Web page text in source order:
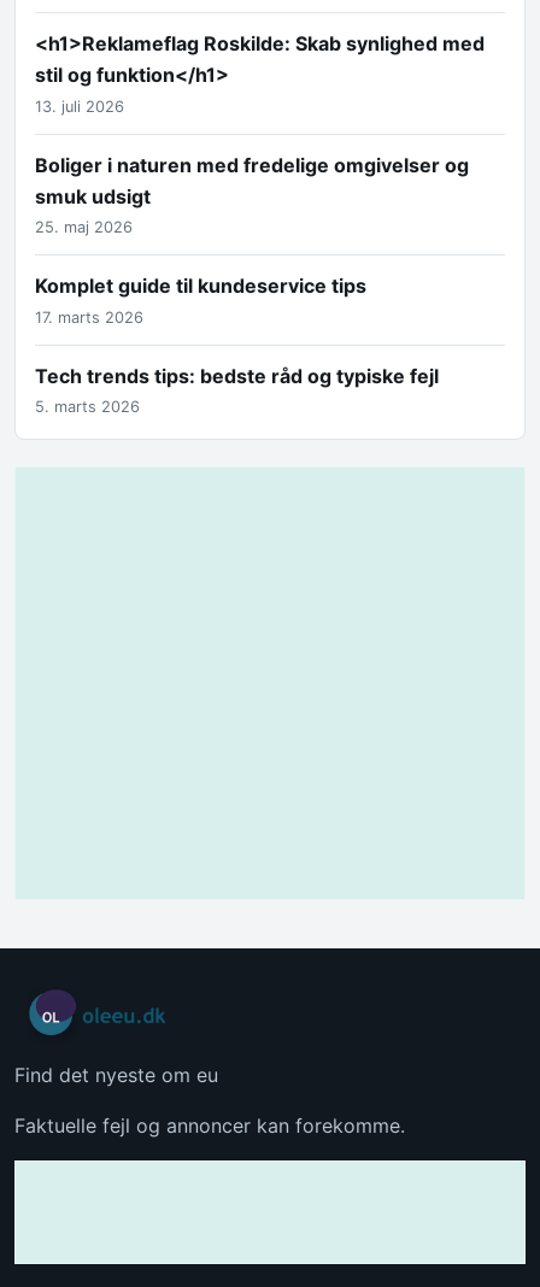
<h1>Reklameflag Roskilde: Skab synlighed med
stil og funktion</h1>
13. juli 2026
Boliger i naturen med fredelige omgivelser og
smuk udsigt
25. maj 2026
Komplet guide til kundeservice tips
17. marts 2026
Tech trends tips: bedste råd og typiske fejl
5. marts 2026
Find det nyeste om eu
Faktuelle fejl og annoncer kan forekomme.